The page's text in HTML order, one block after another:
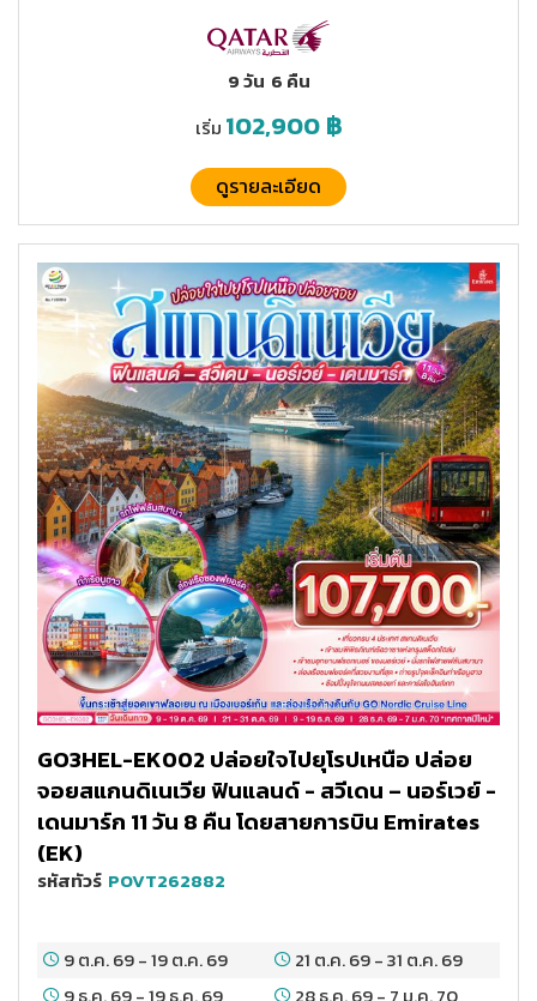
9 วัน 6 คืน
เริ่ม 102,900฿
ดูรายละเอียด
GO3HEL-EK002 ปล่อยใจไปยุโรปเหนือ ปล่อย
จอยสแกนดิเนเวีย ฟินแลนด์ - สวีเดน – นอร์เวย์ -
เดนมาร์ก 11 วัน 8 คืน โดยสายการบิน Emirates
(EK)
รหัสทัวร์ POVT262882
9 ต.ค. 69-19 ต.ค. 69 21 ต.ค. 69-31 ต.ค. 69